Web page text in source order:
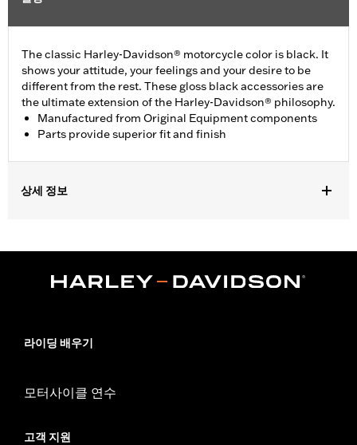
The classic Harley-Davidson® motorcycle color is black. It
shows your attitude, your feelings and your desire to be
different from the rest. These gloss black accessories are
the ultimate extension of the Harley-Davidson® philosophy.
Manufactured from Original Equipment components
Parts provide superior fit and finish
상세 정보
Installation Instructions
WARRANTY: 1 year limited warranty – Go to
라이딩 배우기
모터사이클 연수
고객 지원